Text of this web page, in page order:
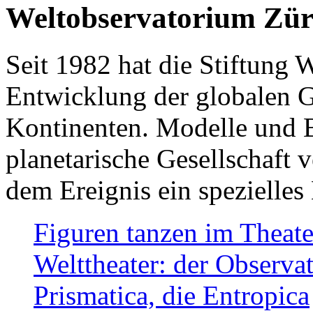
Weltobservatorium
Seit 1982 hat die Stiftung
Entwicklung der globalen
Kontinenten. Modelle und
planetarische Gesellschaft
dem Ereignis ein
Figuren tanzen im
Welttheater: der
Prismatica, die Entropica